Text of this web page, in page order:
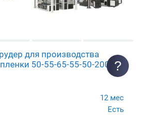
для производства
50-55-65-55-50-2000
12 мес
Есть
?